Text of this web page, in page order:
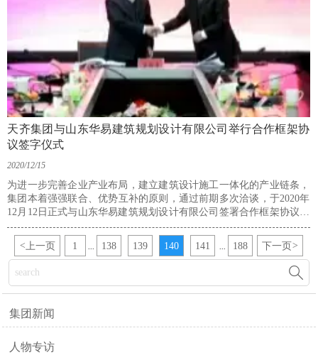
天齐集团与山东华易建筑规划设计有限公司举行合作框架协
议签字仪式
2020/12/15
为进一步完善企业产业布局，建立建筑设计施工一体化的产业链条，
集团本着强强联合、优势互补的原则，通过前期多次洽谈，于2020年
12月12日正式与山东华易建筑规划设计有限公司签署合作框架协议，
协议明确天齐集团收购华易设计公司60％的股权，成为山东华易建筑
规划设计有限公司最大股东。
< 上一页 1 138 139 140 141 188 下一页>

集团新闻
人物专访